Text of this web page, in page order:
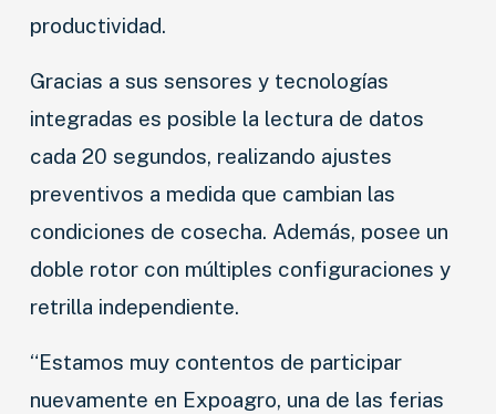
productividad.
Gracias a sus sensores y tecnologías
integradas es posible la lectura de datos
cada 20 segundos, realizando ajustes
preventivos a medida que cambian las
condiciones de cosecha. Además, posee un
doble rotor con múltiples configuraciones y
retrilla independiente.
“Estamos muy contentos de participar
nuevamente en Expoagro, una de las ferias